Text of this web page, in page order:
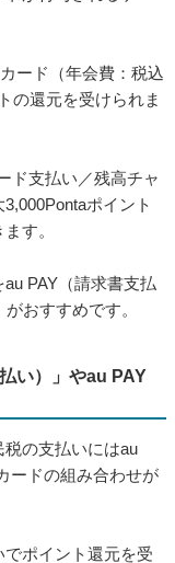
の好きなタイミン
を得られる点も、キ
が付与されるケー
ード（年会費：税込
の還元を受けられま
ド支払い／残高チャ
ポイント